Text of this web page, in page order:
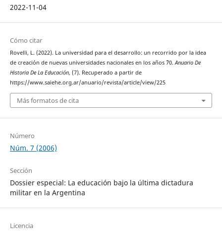
2022-11-04
Cómo citar
Rovelli, L. (2022). La universidad para el desarrollo: un recorrido por la idea
de creación de nuevas universidades nacionales en los años ´70.Anuario De
Historia De La Educación, (7). Recuperado a partir de
https://www.saiehe.org.ar/anuario/revista/article/view/225
Más formatos de cita
Número
Núm. 7 (2006)
Sección
Dossier especial: La educación bajo la última dictadura
militar en la Argentina
Licencia